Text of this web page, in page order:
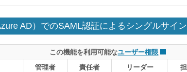
AD）でのSAML認証によるシングルサイ
この機能を利用可能なユーザー権限
管理者 責任者 リーダー